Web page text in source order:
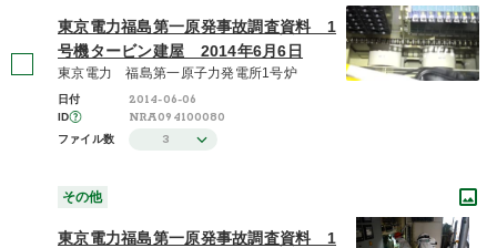
東京電力福島第一原発事故調査資料 1
号機タービン建屋 2014年6月6日
東京電力 福島第一原子力発電所1号炉
日付 2014-06-06
ID NRA094100080
ファイル数 3
その他
東京電力福島第一原発事故調査資料 1